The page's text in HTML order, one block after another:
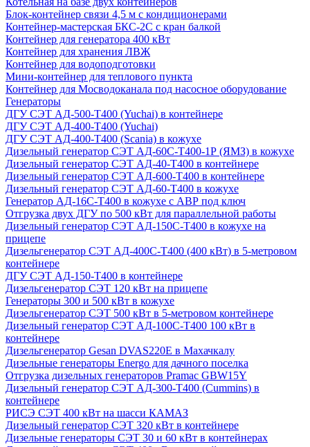
Блок-контейнер связи 4,5 м с кондиционерами
Контейнер-мастерская БКС-2С с кран балкой
Контейнер для генератора 400 кВт
Контейнер для хранения ЛВЖ
Контейнер для водоподготовки
Мини-контейнер для теплового пункта
Контейнер для Мосводоканала под насосное оборудование
Генераторы
ДГУ СЭТ АД-500-Т400 (Yuchai) в контейнере
ДГУ СЭТ АД-400-Т400 (Yuchai)
ДГУ СЭТ АД-400-Т400 (Scania) в кожухе
Дизельный генератор СЭТ АД-60С-Т400-1Р (ЯМЗ) в кожухе
Дизельный генератор СЭТ АД-40-Т400 в контейнере
Дизельный генератор СЭТ АД-600-Т400 в контейнере
Дизельный генератор СЭТ АД-60-Т400 в кожухе
Генератор АД-16С-Т400 в кожухе с АВР под ключ
Отгрузка двух ДГУ по 500 кВт для параллельной работы
Дизельный генератор СЭТ АД-150С-Т400 в кожухе на
прицепе
Дизельгенератор СЭТ АД-400С-Т400 (400 кВт) в 5-метровом
контейнере
ДГУ СЭТ АД-150-Т400 в контейнере
Дизельгенератор СЭТ 120 кВт на прицепе
Генераторы 300 и 500 кВт в кожухе
Дизельгенератор СЭТ 500 кВт в 5-метровом контейнере
Дизельный генератор СЭТ АД-100С-Т400 100 кВт в
контейнере
Дизельгенератор Gesan DVAS220E в Махачкалу
Дизельные генераторы Energo для дачного поселка
Отгрузка дизельных генераторов Pramac GВW15Y
Дизельный генератор СЭТ АД-300-Т400 (Cummins) в
контейнере
РИСЭ СЭТ 400 кВт на шасси КАМАЗ
Дизельный генератор СЭТ 320 кВт в контейнере
Дизельные генераторы СЭТ 30 и 60 кВт в контейнерах